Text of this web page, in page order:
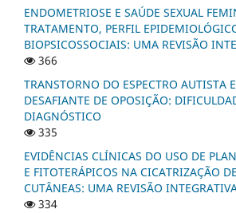
ENDOMETRIOSE E SAÚDE SEXUAL
TRATAMENTO, PERFIL
BIOPSICOSSOCIAIS: UMA REVISÃO
366
TRANSTORNO DO ESPECTRO AUTISTA
DESAFIANTE DE OPOSIÇÃO:
DIAGNÓSTICO
335
EVIDÊNCIAS CLÍNICAS DO USO DE
E FITOTERÁPICOS NA CICATRIZAÇÃO
CUTÂNEAS: UMA REVISÃO
334